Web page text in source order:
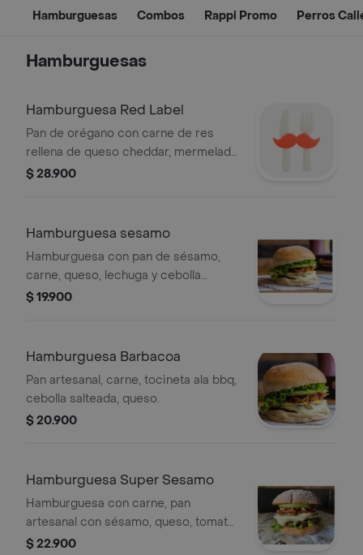
Hamburguesas Combos Rappi Promo Perros
Hamburguesas
Hamburguesa Red Label
Pan de orégano con carne de res
rellena de queso cheddar, mermelada
de tocineta ahumada reducida en
$ 28.900
Hamburguesa sesamo
Hamburguesa con pan de sésamo,
carne, queso, lechuga y cebolla
caramelizada.
$ 19.900
Hamburguesa Barbacoa
Pan artesanal, carne, tocineta ala bbq,
cebolla salteada, queso.
$ 20.900
Hamburguesa Super Sesamo
Hamburguesa con carne, pan
artesanal con sésamo, queso, tomate,
lechuga, cebolla salteada, tocineta,
$ 22.900